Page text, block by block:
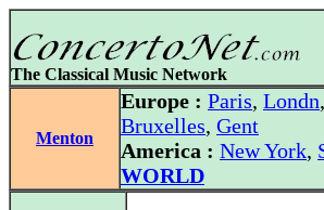
The Classical Music Network
Menton
Europe : Paris, Londn,
Bruxelles, Gent
America : New York,
WORLD